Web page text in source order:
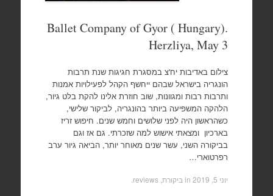
Ballet Company of Gyor ( Hungary).
Herzliya, May 3
צילום באדיבות יח'צ במסגרת חגיגות שנת תרבות
הונגריה בישראל שבהם ייחשף הקהל לפעילויות אמנות
ותרבות רבות ומגוונות, שוב חוזרת אלינו להקת בלט גיור,
הלהקה המשפיעה ביותר בהונגריה, לביקור שלישי,
כשהראשון היה לפני שלושים וחמש שנים. חיפוש זריז
בארכיון ומצאתי אישוש למה שזכרתי. גם אז וגם
בביקורה השני, עשר שנים מאוחר יותר, הביאה גיור ערב
רפרטוארי…
יוני 5, 2019 in ביקורת, reviews